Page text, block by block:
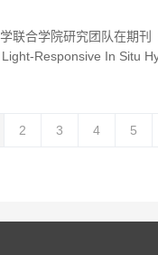
联合学院研究团队在期
Responsive In Situ
2 3 4 5